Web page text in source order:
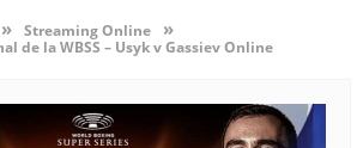
» Streaming Online »
de la WBSS – Usyk v Gassiev Online